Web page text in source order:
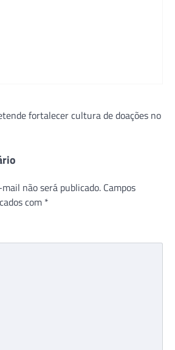
fortalecer cultura de doações no
não será publicado. Campos
com *